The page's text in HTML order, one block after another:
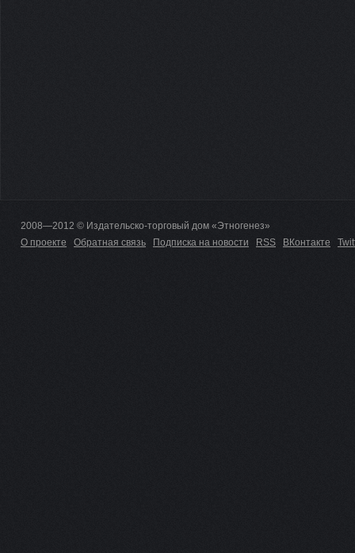
2008—2012 © Издательско-торговый дом «Этногенез»
О проекте
Обратная связь Подписка на новости RSS ВКонтакте